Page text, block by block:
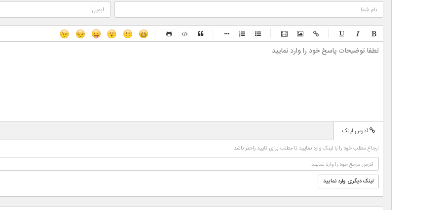
-
-
-
-
-
-
-
-
-
-
-
-
-
-
-
-
-
-
-
آدرس لینک
ارجاع مطلب خود را با لینک وارد نمایید تا مطلب برای تایید راحتر باشد
لینک دیگری وارد نمایید